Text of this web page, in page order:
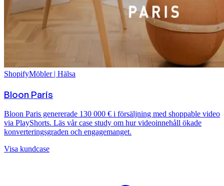
ShopifyMöbler | Hälsa
Bloon Paris
Bloon Paris genererade 130 000 € i försäljning med shoppable video
via PlayShorts. Läs vår case study om hur videoinnehåll ökade
konverteringsgraden och engagemanget.
Visa kundcase